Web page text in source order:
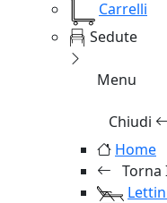
Carrelli
Sedute
Menu
Chiudi
Home
Torna